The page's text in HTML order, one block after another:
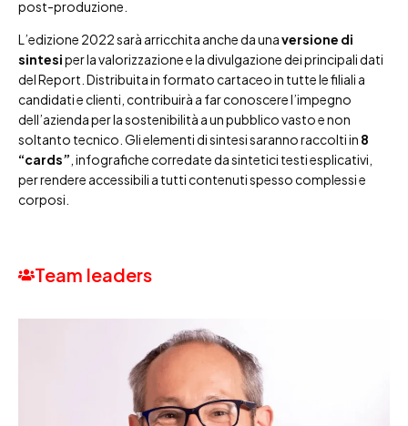
post-produzione.
L’edizione 2022 sarà arricchita anche da unaversione di
sintesiper la valorizzazione e la divulgazione dei principali dati
del Report. Distribuita in formato cartaceo in tutte le filiali a
candidati e clienti, contribuirà a far conoscere l’impegno
dell’azienda per la sostenibilità a un pubblico vasto e non
soltanto tecnico. Gli elementi di sintesi saranno raccolti in 8
“cards” , infografiche corredate da sintetici testi esplicativi,
per rendere accessibili a tutti contenuti spesso complessi e
corposi.
Team leaders